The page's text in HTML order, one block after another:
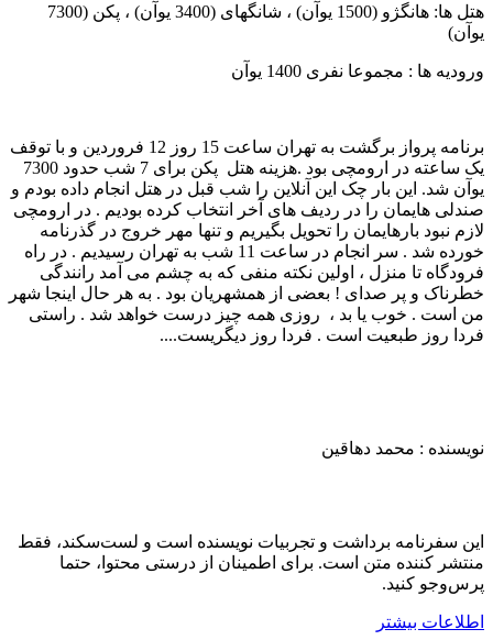
هتل ها: هانگژو (1500 یوآن) ، شانگهای (3400 یوآن) ، پکن (7300
یوآن)
ورودیه ها : مجموعا نفری 1400 یوآن
برنامه پرواز برگشت به تهران ساعت 15 روز 12 فروردین و با توقف
یک ساعته در ارومچی بود .هزینه هتل پکن برای 7 شب حدود 7300
یوآن شد. این بار چک این آنلاین را شب قبل در هتل انجام داده بودم و
صندلی هایمان را در ردیف های آخر انتخاب کرده بودیم . در ارومچی
لازم نبود بارهایمان را تحویل بگیریم و تنها مهر خروج در گذرنامه
خورده شد . سر انجام در ساعت 11 شب به تهران رسیدیم . در راه
فرودگاه تا منزل ، اولین نکته منفی که به چشم می­ آمد رانندگی
خطرناک و پر صدای ! بعضی از همشهریان بود . به هر حال اینجا شهر
من است . خوب یا بد ، روزی همه چیز درست خواهد شد . راستی
فردا روز طبعیت است . فردا روز دیگریست....
نویسنده : محمد دهاقین
این سفرنامه برداشت و تجربیات نویسنده است و لست‌سکند، فقط
منتشر کننده متن است. برای اطمینان از درستی محتوا، حتما
پرس‌وجو کنید.
اطلاعات بیشتر